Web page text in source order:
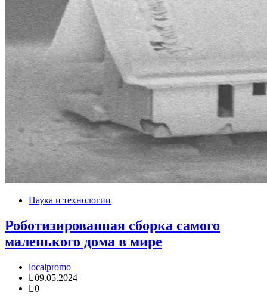
Наука и технологии
Роботизированная сборка самого
маленького дома в мире
localpromo
09.05.2024
0